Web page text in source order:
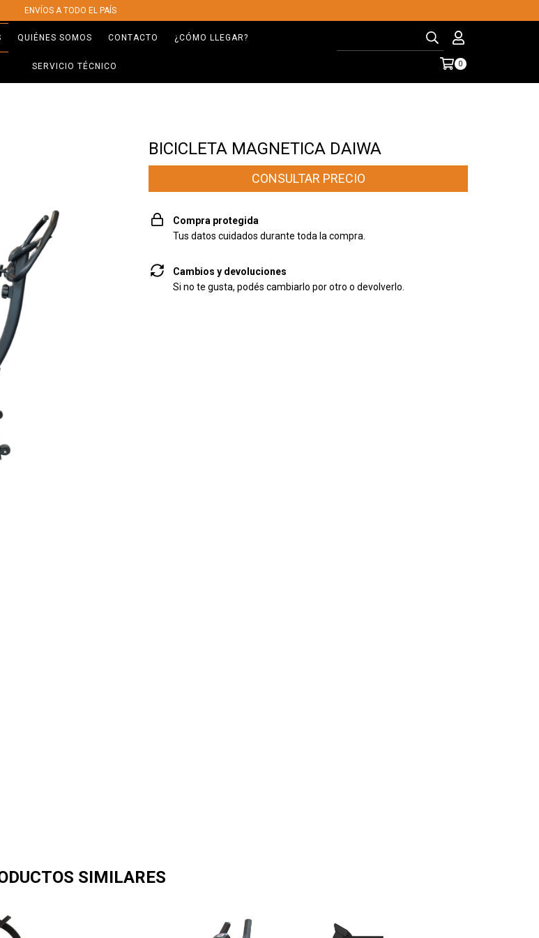
ENVÍOS A TODO EL PAÍS
QUIÉNES SOMOS CONTACTO ¿CÓMO LLEGAR?
SERVICIO TÉCNICO 0
BICICLETA MAGNETICA DAIWA
Compra protegida
Tus datos cuidados durante toda la compra.
Cambios y devoluciones
Si no te gusta, podés cambiarlo por otro o devolverlo.
SIMILARES